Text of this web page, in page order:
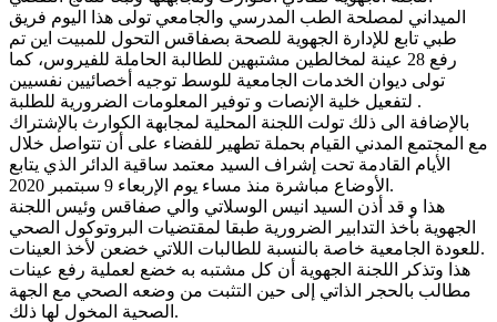
الميداني لمصلحة الطب المدرسي والجامعي تولى هذا اليوم فريق
طبي تابع للإدارة الجهوية للصحة بصفاقس التحول للمبيت اين تم
رفع 28 عينة لمخالطين مشتبهين للطالبة الحاملة للفيروس، كما
تولى ديوان الخدمات الجامعية للوسط توجيه أخصائيين نفسيين
لتفعيل خلية الإنصات و توفير المعلومات الضرورية للطلبة .
بالإضافة الى ذلك تولت اللجنة المحلية لمجابهة الكوارث بالإشتراك
مع المجتمع المدني القيام بحملة تطهير للفضاء على أن تتواصل خلال
الأيام القادمة تحت إشراف السيد معتمد ساقية الدائر الذي يتابع
الأوضاع مباشرة منذ مساء يوم الإربعاء 9 سبتمبر 2020.
هذا و قد أذن السيد انيس الوسلاتي والي صفاقس وئيس اللجنة
الجهوية بأخذ التدابير الضرورية طبقا لمقتضيات البروتوكول الصحي
للعودة الجامعية خاصة بالنسبة للطالبات اللاتي خضعن لأخذ العينات.
هذا وتذكر اللجنة الجهوية أن كل مشتبه به خضع لعملية رفع عينات
مطالب بالحجر الذاتي إلى حين التثبت من وضعه الصحي مع الجهة
الصحية المخول لها ذلك.